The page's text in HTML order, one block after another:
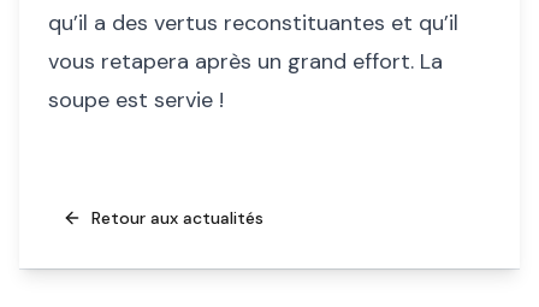
qu’il a des vertus reconstituantes et qu’il
vous retapera après un grand effort. La
soupe est servie !
Retour aux actualités